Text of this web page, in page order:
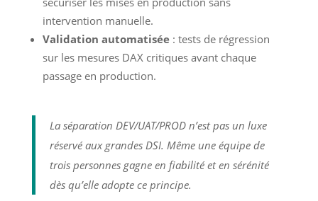
intervention manuelle.
Validation automatisée: tests de régression
sur les mesures DAX critiques avant chaque
passage en production.
La séparation DEV/UAT/PROD n’est pas un luxe
réservé aux grandes DSI. Même une équipe de
trois personnes gagne en fiabilité et en sérénité
dès qu’elle adopte ce principe.